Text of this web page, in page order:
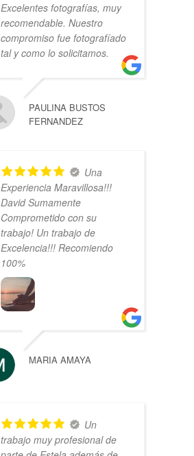
Excelentes fotografías, muy
recomendable. Nuestro
compromiso fue fotografíado
tal y como lo solicitamos.
PAULINA BUSTOS
FERNANDEZ
Una
Experiencia Maravillosa!!!
David Sumamente
Comprometido con su
trabajo! Un trabajo de
Excelencia!!! Recomiendo
100%
MARIA AMAYA
Un
trabajo muy profesional de